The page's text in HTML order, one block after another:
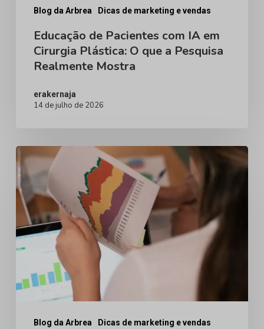
Blog da Arbrea Dicas de marketing e vendas
Pesquisa
Realmente
Educação de Pacientes com IA em
Cirurgia Plástica: O que a Pesquisa
Realmente Mostra
erakernaja
14 de julho de 2026
Blog da Arbrea Dicas de marketing e vendas
Por
que
a
demanda
por
procedimentos
mamários
cai
verão.